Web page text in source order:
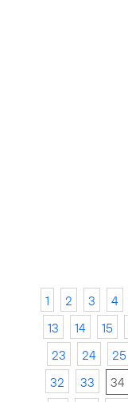
1 2 3 4
13
14 15
23
24 25
32
33 34